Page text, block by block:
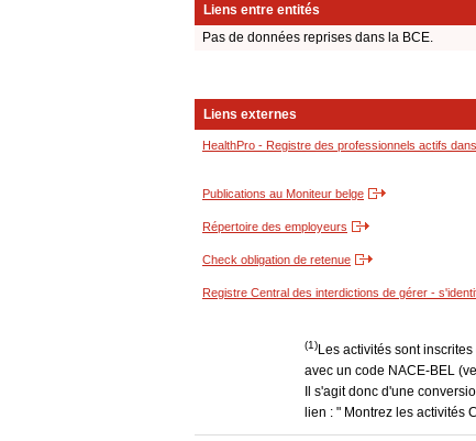
Liens entre entités
Pas de données reprises dans la BCE.
Liens externes
HealthPro - Registre des professionnels actifs
Publications au Moniteur belge
Répertoire des employeurs
Check obligation de retenue
Registre Central des interdictions de gérer -
(1)Les activités sont
avec un code NACE-BEL
Il s'agit donc d'une
lien : " Montrez les activités